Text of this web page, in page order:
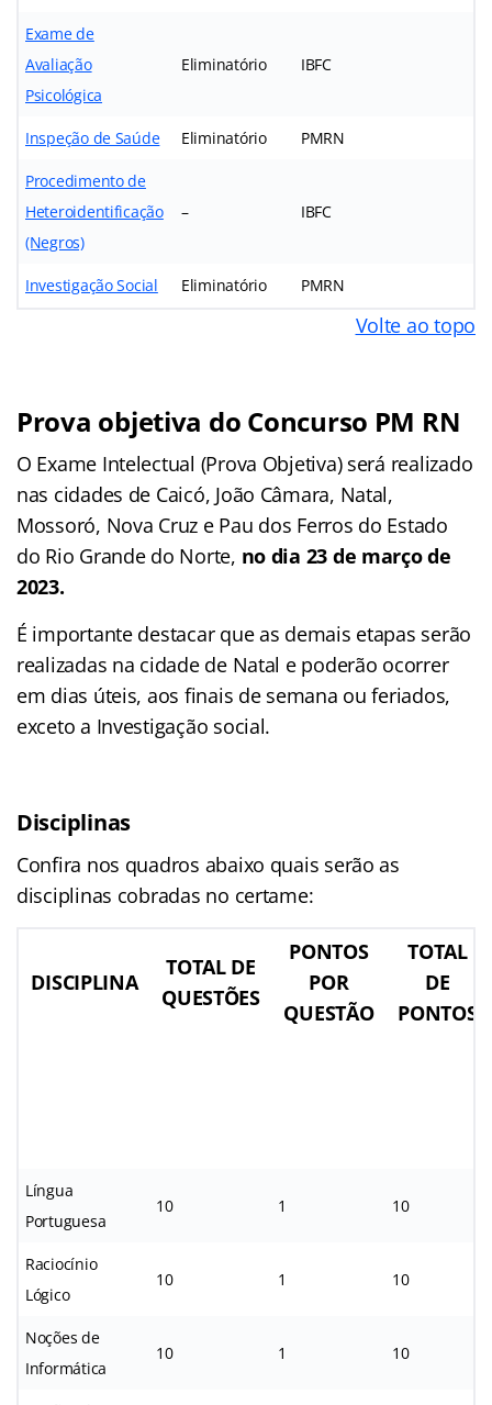
Exame de
Avaliação
Psicológica
Eliminatório IBFC
Inspeção de Saúde Eliminatório PMRN
Procedimento de
Heteroidentificação
(Negros)
– IBFC
Investigação Social Eliminatório PMRN
Volte ao topo
Prova objetiva do Concurso PM RN
O Exame Intelectual (Prova Objetiva) será realizado
nas cidades de Caicó, João Câmara, Natal,
Mossoró, Nova Cruz e Pau dos Ferros do Estado
do Rio Grande do Norte, no dia 23 de março de
2023.
É importante destacar que as demais etapas serão
realizadas na cidade de Natal e poderão ocorrer
em dias úteis, aos finais de semana ou feriados,
exceto a Investigação social.
Disciplinas
Confira nos quadros abaixo quais serão as
disciplinas cobradas no certame:
DISCIPLINA
TOTAL DE
QUESTÕES
PONTOS
POR
QUESTÃO
TOTAL
DE
PONTOS
Língua
Portuguesa
10 1 10
Raciocínio
Lógico
10 1 10
Noções de
Informática
10 1 10